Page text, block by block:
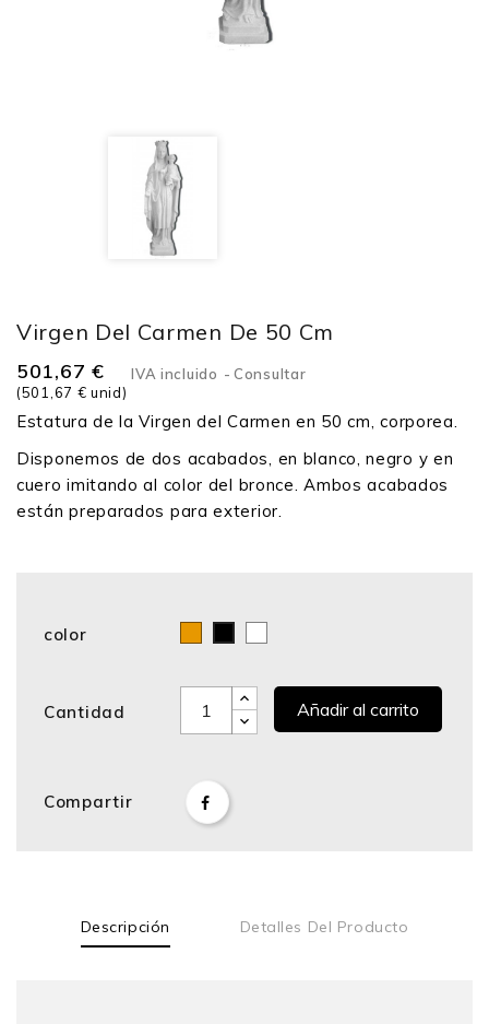
Virgen Del Carmen De 50 Cm
501,67 €
(501,67 € unid)
IVA incluido Consultar
Estatura de la Virgen del Carmen en 50 cm, corporea.
Disponemos de dos acabados, en blanco, negro y en
cuero imitando al color del bronce. Ambos acabados
están preparados para exterior.
color
Cantidad Añadir al carrito
Compartir
Descripción Detalles Del Producto